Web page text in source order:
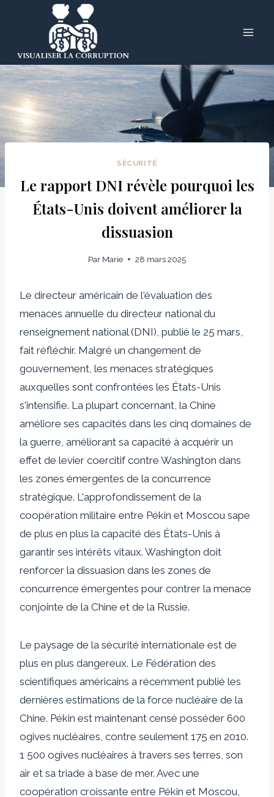
SÉCURITÉ
Le rapport DNI révèle pourquoi les
États-Unis doivent améliorer la
dissuasion
Par Marie 28 mars 2025
Le directeur américain de l'évaluation des
menaces annuelle du directeur national du
renseignement national (DNI), publié le 25 mars,
fait réfléchir. Malgré un changement de
gouvernement, les menaces stratégiques
auxquelles sont confrontées les États-Unis
s'intensifie. La plupart concernant, la Chine
améliore ses capacités dans les cinq domaines de
la guerre, améliorant sa capacité à acquérir un
effet de levier coercitif contre Washington dans
les zones émergentes de la concurrence
stratégique. L'approfondissement de la
coopération militaire entre Pékin et Moscou sape
de plus en plus la capacité des États-Unis à
garantir ses intérêts vitaux. Washington doit
renforcer la dissuasion dans les zones de
concurrence émergentes pour contrer la menace
conjointe de la Chine et de la Russie.
Le paysage de la sécurité internationale est de
plus en plus dangereux. Le Fédération des
scientifiques américains a récemment publié les
dernières estimations de la force nucléaire de la
Chine. Pékin est maintenant censé posséder 600
ogives nucléaires, contre seulement 175 en 2010.
1 500 ogives nucléaires à travers ses terres, son
air et sa triade à base de mer. Avec une
coopération croissante entre Pékin et Moscou,